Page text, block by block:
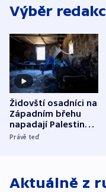
Výběr
Židovští osadníci na
Západním břehu
napadají Palestince
a kritizují i vlastní
Právě teď
Aktuálně z